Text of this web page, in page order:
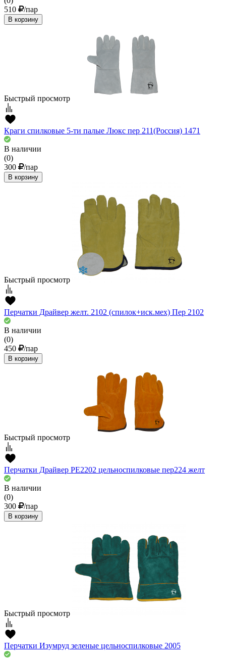
510
/пар
В корзину
Быстрый просмотр
Краги спилковые 5-ти палые Люкс пер 211(Россия) 1471
В наличии
(0)
300
/пар
В корзину
Быстрый просмотр
Перчатки Драйвер желт. 2102 (спилок+иск.мех) Пер 2102
В наличии
(0)
450
/пар
В корзину
Быстрый просмотр
Перчатки Драйвер РЕ2202 цельноспилковые пер224 желт
В наличии
(0)
300
/пар
В корзину
Быстрый просмотр
Перчатки Изумруд зеленые цельноспилковые 2005